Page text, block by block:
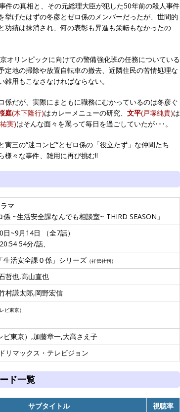
件の真相と、その元総理大臣が犯した50年前の殺人事件
挙げたはずの冬彦とゼロ係のメンバーだったが、世間的
功績は抹消され、何の表彰も昇進も栄転もなかったの
オリンピックに向けての警備強化班の任務についている
定地の掃除や放置自転車の撤去、近隣住民の苦情処理な
用もこなさなければならない。
係だが、実際にまともに職務にむかっているのは冬彦ぐ
庭(木下隆行)はカレーメニューの研究、 文平(戸塚純貴)は
実)はそんな面々を罵って毎日を過ごしていたが･･･。
三の“迷コンビ“とゼロ係の「役立たず」な仲間たち
様々な事件、雑用に再び挑む!!
マ
係 ~生活安全課なんでも相談室~ THIRD SEASON」
~9月14日 （全7話）
54分/話、
生活安全課０係」シリーズ （祥伝社刊）
哲也,高山直也
村謙太郎,岡野宏信
ビ東京）
ビ東京）,加藤章一,大高さえ子
リマックス・テレビジョン
ド一覧
サブタイトル
視聴率